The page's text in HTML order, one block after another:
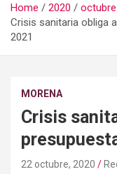
Home 2020 octubre
Crisis sanitaria obliga
2021
MORENA
Crisis
22 octubre, 2020